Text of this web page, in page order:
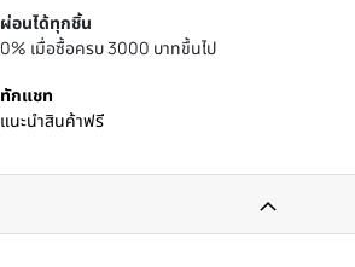
ผ่อนได้ทุกชิ้น
0% เมื่อซื้อครบ 3000 บาทขึ้นไป
ทักแชท
แนะนำสินค้าฟรี